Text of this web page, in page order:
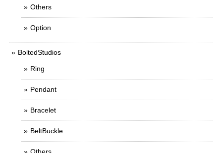
Others
Option
BoltedStudios
Ring
Pendant
Bracelet
BeltBuckle